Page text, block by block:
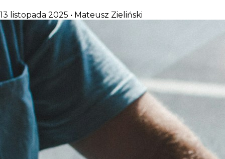
13 listopada 2025 • Mateusz Zieliński